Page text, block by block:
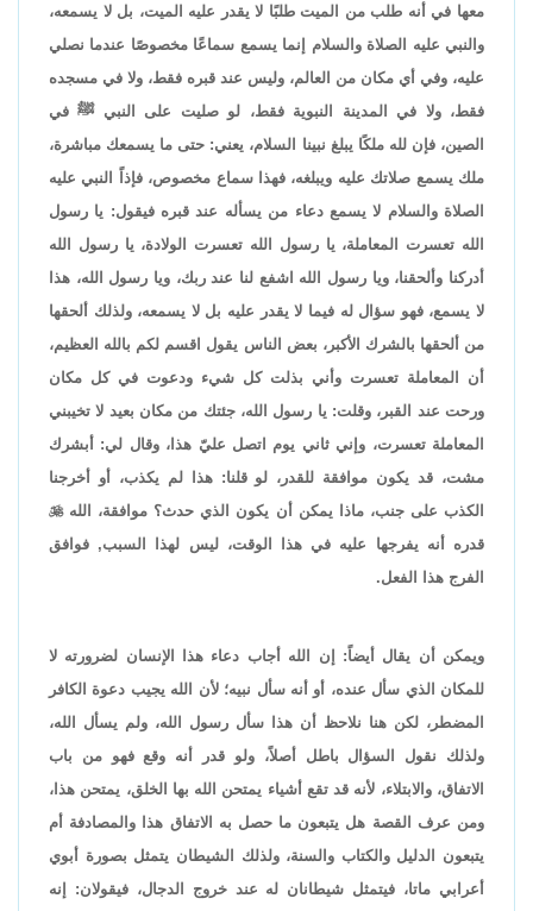
معها في أنه طلب من الميت طلبًا لا يقدر عليه الميت، بل لا يسمعه،
والنبي عليه الصلاة والسلام إنما يسمع سماعًا مخصوصًا عندما نصلي
عليه، وفي أي مكان من العالم، وليس عند قبره فقط، ولا في مسجده
فقط، ولا في المدينة النبوية فقط، لو صليت على النبي ﷺ في
الصين، فإن لله ملكًا يبلغ نبينا السلام، يعني: حتى ما يسمعك مباشرة،
ملك يسمع صلاتك عليه ويبلغه، فهذا سماع مخصوص، فإذاً النبي عليه
الصلاة والسلام لا يسمع دعاء من يسأله عند قبره فيقول: يا رسول
الله تعسرت المعاملة، يا رسول الله تعسرت الولادة، يا رسول الله
أدركنا وألحقنا، ويا رسول الله اشفع لنا عند ربك، ويا رسول الله، هذا
لا يسمع، فهو سؤال له فيما لا يقدر عليه بل لا يسمعه، ولذلك ألحقها
من ألحقها بالشرك الأكبر، بعض الناس يقول اقسم لكم بالله العظيم،
أن المعاملة تعسرت وأني بذلت كل شيء ودعوت في كل مكان
ورحت عند القبر، وقلت: يا رسول الله، جئتك من مكان بعيد لا تخيبني
المعاملة تعسرت، وإني ثاني يوم اتصل عليّ هذا، وقال لي: أبشرك
مشت، قد يكون موافقة للقدر، لو قلنا: هذا لم يكذب، أو أخرجنا
الكذب على جنب، ماذا يمكن أن يكون الذي حدث؟ موافقة، الله
قدره أنه يفرجها عليه في هذا الوقت، ليس لهذا السبب, فوافق
الفرج هذا الفعل.
ويمكن أن يقال أيضاً: إن الله أجاب دعاء هذا الإنسان لضرورته لا
للمكان الذي سأل عنده، أو أنه سأل نبيه؛ لأن الله يجيب دعوة الكافر
المضطر، لكن هنا نلاحظ أن هذا سأل رسول الله، ولم يسأل الله،
ولذلك نقول السؤال باطل أصلاً، ولو قدر أنه وقع فهو من باب
الاتفاق، والابتلاء، لأنه قد تقع أشياء يمتحن الله بها الخلق، يمتحن هذا،
ومن عرف القصة هل يتبعون ما حصل به الاتفاق هذا والمصادفة أم
يتبعون الدليل والكتاب والسنة، ولذلك الشيطان يتمثل بصورة أبوي
أعرابي ماتا، فيتمثل شيطانان له عند خروج الدجال، فيقولان: إنه